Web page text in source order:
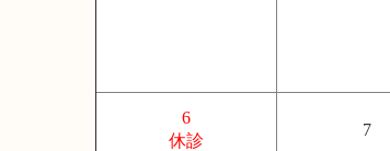
6
休診
7